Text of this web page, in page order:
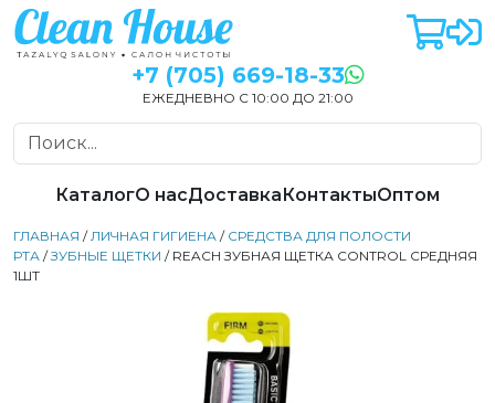
+7 (705) 669-18-33
ЕЖЕДНЕВНО С 10:00 ДО 21:00
КаталогО насДоставкаКонтактыОптом
ГЛАВНАЯ /ЛИЧНАЯ ГИГИЕНА / СРЕДСТВА ДЛЯ ПОЛОСТИ
РТА /ЗУБНЫЕ ЩЕТКИ / REACH ЗУБНАЯ ЩЕТКА CONTROL СРЕДНЯЯ
1ШТ